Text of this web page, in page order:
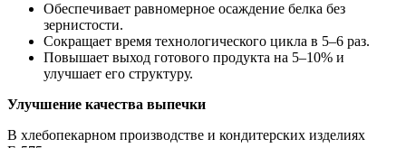
Обеспечивает равномерное осаждение белка без
зернистости.
Сокращает время технологического цикла в 5–6 раз.
Повышает выход готового продукта на 5–10% и
улучшает его структуру.
Улучшение качества выпечки
В хлебопекарном производстве и кондитерских изделиях